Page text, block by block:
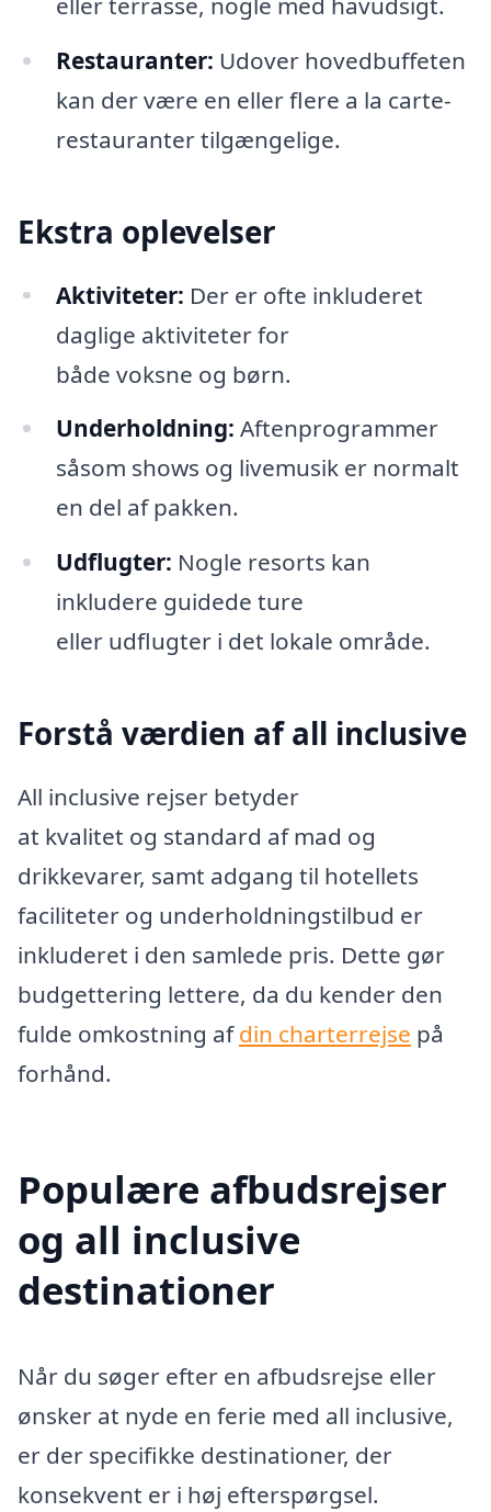
Restauranter: Udover hovedbuffeten
kan der være en eller flere a la carte-
restauranter tilgængelige.
Ekstra oplevelser
Aktiviteter: Der er ofte inkluderet
daglige aktiviteter for
både voksne og børn.
Underholdning: Aftenprogrammer
såsom shows og livemusik er normalt
en del af pakken.
Udflugter: Nogle resorts kan
inkludere guidede ture
eller udflugter i det lokale område.
Forstå værdien af all inclusive
All inclusive rejser betyder
at kvalitet og standard af mad og
drikkevarer, samt adgang til hotellets
faciliteter og underholdningstilbud er
inkluderet i den samlede pris. Dette gør
budgettering lettere, da du kender den
fulde omkostning afdin charterrejse på
forhånd.
Populære afbudsrejser
og all inclusive
destinationer
Når du søger efter en afbudsrejse eller
ønsker at nyde en ferie med all inclusive,
er der specifikke destinationer, der
konsekvent er i høj efterspørgsel.